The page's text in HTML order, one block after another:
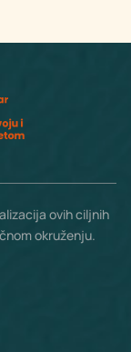
ovih ciljnih
okruženju.